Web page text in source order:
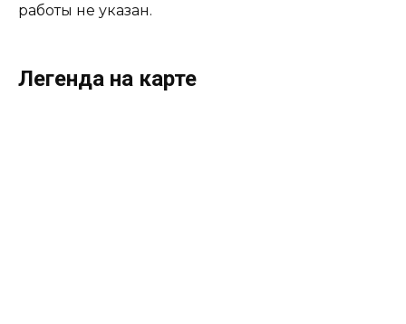
работы не указан.
Легенда на карте